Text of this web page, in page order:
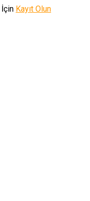
İçin Kayıt Olun